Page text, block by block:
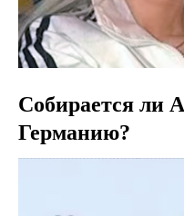
Собирается ли
Германию?